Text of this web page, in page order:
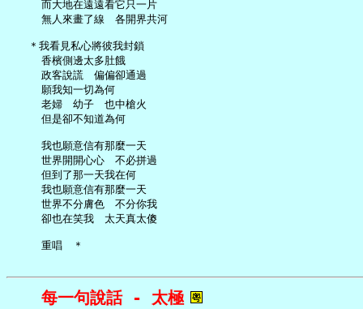
     而大地在遠遠看它只一片
     無人來畫了線　各開界共河
   ＊我看見私心將彼我封鎖
     香檳側邊太多肚餓
     政客說謊　偏偏卻通過
     願我知一切為何
     老婦　幼子　也中槍火
     但是卻不知道為何
     我也願意信有那麼一天
     世界開開心心　不必拼過
     但到了那一天我在何
     我也願意信有那麼一天
     世界不分膚色　不分你我
     卻也在笑我　太天真太傻
每一句說話 - 太極